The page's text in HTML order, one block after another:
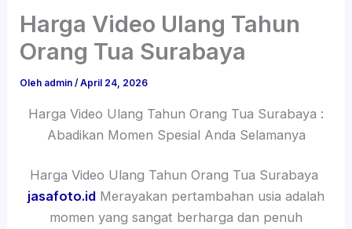
Harga Video Ulang Tahun
Orang Tua Surabaya
Oleh admin/April 24, 2026
Harga Video Ulang Tahun Orang Tua Surabaya :
Abadikan Momen Spesial Anda Selamanya
Harga Video Ulang Tahun Orang Tua Surabaya
jasafoto.id Merayakan pertambahan usia adalah
momen yang sangat berharga dan penuh